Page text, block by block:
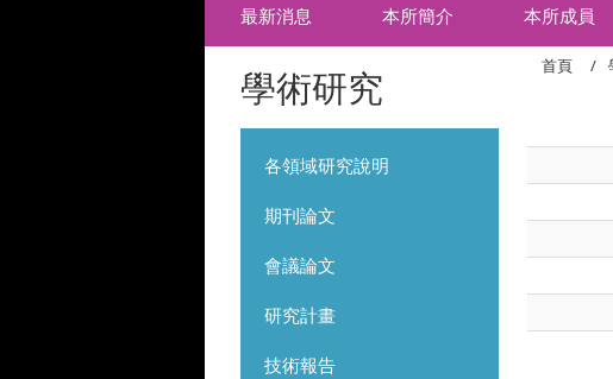
最新消息 本所簡介 本所成員
學術研究
各領域研究說明
期刊論文
會議論文
研究計畫
技術報告
首頁